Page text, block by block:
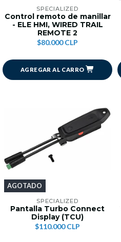
SPECIALIZED
Control remoto de manillar
- ELE HMI, WIRED TRAIL
REMOTE 2
$80.000 CLP
AGREGAR AL CARRO
AGOTADO
SPECIALIZED
Pantalla Turbo Connect
Display (TCU)
$110.000 CLP